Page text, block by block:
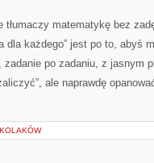
matematykę bez
dla każdego” jest po to, abyś
po zadaniu, z jasnym
ale naprawdę